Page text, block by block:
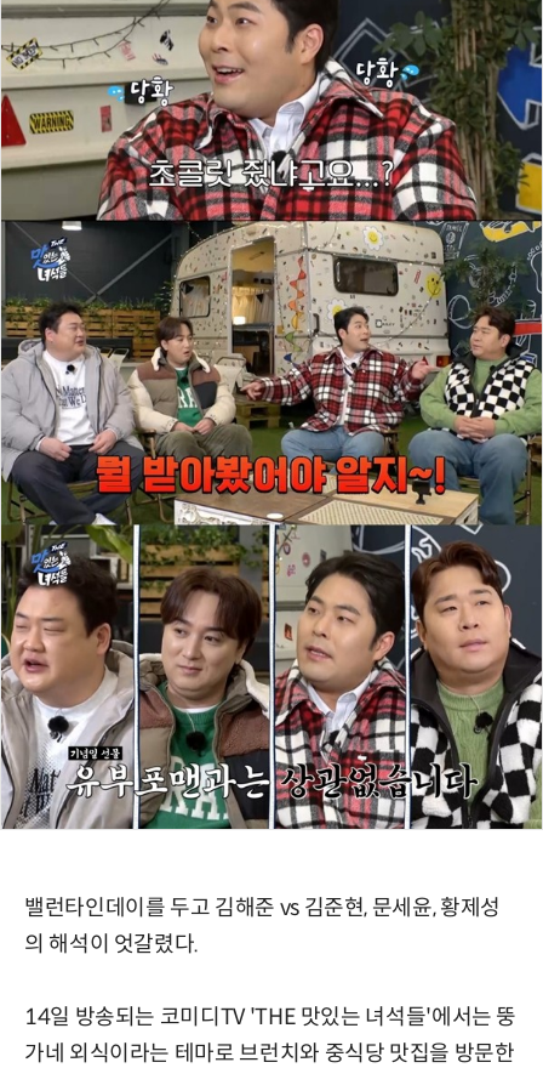
밸런타인데이를 두고 김해준 vs 김준현, 문세윤, 황제성
의 해석이 엇갈렸다.
14일 방송되는 코미디TV 'THE 맛있는 녀석들'에서는 뚱
가네 외식이라는 테마로 브런치와 중식당 맛집을 방문한